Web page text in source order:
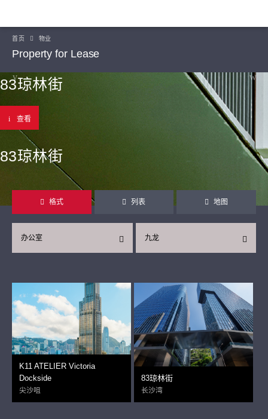
首页 物业
Property for Lease
83琼林街
查看
83琼林街
格式 列表 地图
九龙
办公室
K11 ATELIER Victoria
Dockside
尖沙咀
83琼林街
长沙湾